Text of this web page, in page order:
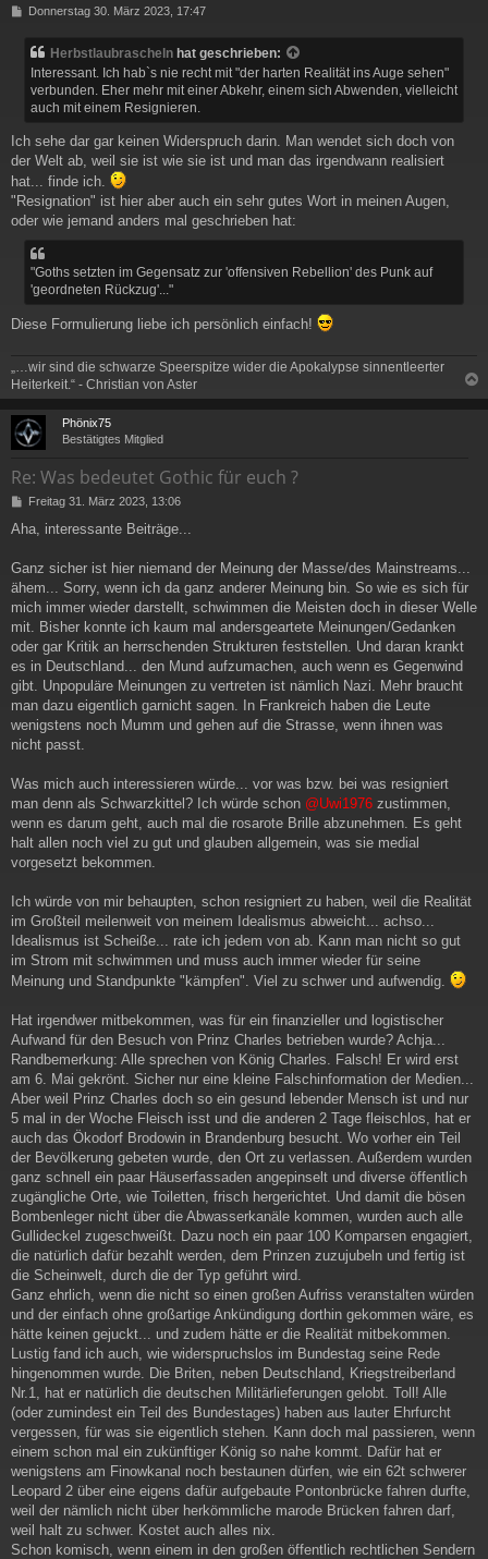
BDonnerstag 30. März 2023, 17:47
Herbstlaubrascheln hat geschrieben:
Interessant. Ich hab`s nie recht mit "der harten Realität ins Auge sehen"
verbunden. Eher mehr mit einer Abkehr, einem sich Abwenden, vielleicht
auch mit einem Resignieren.
Ich sehe dar gar keinen Widerspruch darin. Man wendet sich doch von
der Welt ab, weil sie ist wie sie ist und man das irgendwann realisiert
hat... finde ich.
"Resignation" ist hier aber auch ein sehr gutes Wort in meinen Augen,
oder wie jemand anders mal geschrieben hat:
"Goths setzten im Gegensatz zur 'offensiven Rebellion' des Punk auf
'geordneten Rückzug'..."
Diese Formulierung liebe ich persönlich einfach!
„…wir sind die schwarze Speerspitze wider die Apokalypse sinnentleerter
Heiterkeit.“ - Christian von Aster
a
Phönix75
Bestätigtes Mitglied
Re: Was bedeutet Gothic für euch ?
B
r
Freitag 31. März 2023, 13:06
Aha, interessante Beiträge...
Ganz sicher ist hier niemand der Meinung der Masse/des Mainstreams...
ähem... Sorry, wenn ich da ganz anderer Meinung bin. So wie es sich für
mich immer wieder darstellt, schwimmen die Meisten doch in dieser Welle
mit. Bisher konnte ich kaum mal andersgeartete Meinungen/Gedanken
oder gar Kritik an herrschenden Strukturen feststellen. Und daran krankt
es in Deutschland... den Mund aufzumachen, auch wenn es Gegenwind
gibt. Unpopuläre Meinungen zu vertreten ist nämlich Nazi. Mehr braucht
man dazu eigentlich garnicht sagen. In Frankreich haben die Leute
wenigstens noch Mumm und gehen auf die Strasse, wenn ihnen was
nicht passt.
Was mich auch interessieren würde... vor was bzw. bei was resigniert
man denn als Schwarzkittel? Ich würde schon @Uwi1976 zustimmen,
wenn es darum geht, auch mal die rosarote Brille abzunehmen. Es geht
halt allen noch viel zu gut und glauben allgemein, was sie medial
vorgesetzt bekommen.
Ich würde von mir behaupten, schon resigniert zu haben, weil die Realität
im Großteil meilenweit von meinem Idealismus abweicht... achso...
Idealismus ist Scheiße... rate ich jedem von ab. Kann man nicht so gut
im Strom mit schwimmen und muss auch immer wieder für seine
Meinung und Standpunkte "kämpfen". Viel zu schwer und aufwendig.
Hat irgendwer mitbekommen, was für ein finanzieller und logistischer
Aufwand für den Besuch von Prinz Charles betrieben wurde? Achja...
Randbemerkung: Alle sprechen von König Charles. Falsch! Er wird erst
am 6. Mai gekrönt. Sicher nur eine kleine Falschinformation der Medien...
Aber weil Prinz Charles doch so ein gesund lebender Mensch ist und nur
5 mal in der Woche Fleisch isst und die anderen 2 Tage fleischlos, hat er
auch das Ökodorf Brodowin in Brandenburg besucht. Wo vorher ein Teil
der Bevölkerung gebeten wurde, den Ort zu verlassen. Außerdem wurden
ganz schnell ein paar Häuserfassaden angepinselt und diverse öffentlich
zugängliche Orte, wie Toiletten, frisch hergerichtet. Und damit die bösen
Bombenleger nicht über die Abwasserkanäle kommen, wurden auch alle
Gullideckel zugeschweißt. Dazu noch ein paar 100 Komparsen engagiert,
die natürlich dafür bezahlt werden, dem Prinzen zuzujubeln und fertig ist
die Scheinwelt, durch die der Typ geführt wird.
Ganz ehrlich, wenn die nicht so einen großen Aufriss veranstalten würden
und der einfach ohne großartige Ankündigung dorthin gekommen wäre, es
hätte keinen gejuckt... und zudem hätte er die Realität mitbekommen.
Lustig fand ich auch, wie widerspruchslos im Bundestag seine Rede
hingenommen wurde. Die Briten, neben Deutschland, Kriegstreiberland
Nr.1, hat er natürlich die deutschen Militärlieferungen gelobt. Toll! Alle
(oder zumindest ein Teil des Bundestages) haben aus lauter Ehrfurcht
vergessen, für was sie eigentlich stehen. Kann doch mal passieren, wenn
einem schon mal ein zukünftiger König so nahe kommt. Dafür hat er
wenigstens am Finowkanal noch bestaunen dürfen, wie ein 62t schwerer
Leopard 2 über eine eigens dafür aufgebaute Pontonbrücke fahren durfte,
weil der nämlich nicht über herkömmliche marode Brücken fahren darf,
weil halt zu schwer. Kostet auch alles nix.
Schon komisch, wenn einem in den großen öffentlich rechtlichen Sendern